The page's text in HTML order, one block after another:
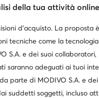
51,99 €
Prezzo
64,99€
della tua attività
d’acquisto. La proposta
tecniche come la
S.A. e dei suoi collaboratori,
saranno adeguati ai tuoi
parte di MODIVO S.A. e
suddetti soggetti, incluso